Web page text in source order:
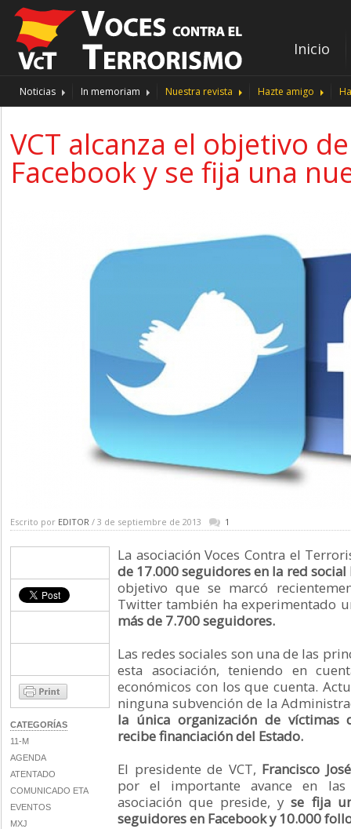
Inicio
Noticias In memoriam Nuestra revista Hazte amigo
VCT alcanza el objetivo
Facebook y se fija una
Escrito por EDITOR / 3 de septiembre de 2013 1
CATEGORÍAS
11-M
AGENDA
ATENTADO
COMUNICADO ETA
EVENTOS
MXJ
La asociación Voces Contra el
de 17.000 seguidores en la red social
objetivo que se marcó
Twitter también ha experimentado
más de 7.700 seguidores.
Las redes sociales son una de las
esta asociación, teniendo en
económicos con los que cuenta.
ninguna subvención de la
la única organización de
recibe financiación del Estado.
El presidente de VCT, Francisco
por el importante avance en
asociación que preside, yse fija
seguidores en Facebook y 10.000